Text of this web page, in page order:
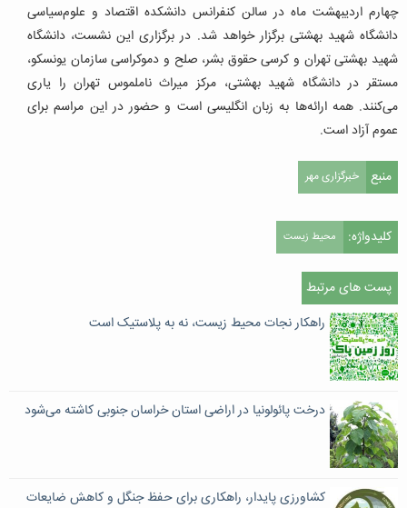
چهارم اردیبهشت ماه در سالن کنفرانس دانشکده اقتصاد و علوم‌سیاسی
دانشگاه شهید بهشتی برگزار خواهد شد. در برگزاری این نشست، دانشگاه
شهید بهشتی تهران و کرسی حقوق بشر، صلح و دموکراسی سازمان یونسکو،
مستقر در دانشگاه شهید بهشتی، مرکز میراث ناملموس تهران را یاری
می‌کنند. همه ارائه‌ها به زبان انگلیسی است و حضور در این مراسم برای
عموم آزاد است.
منبع خبرگزاری مهر
کلیدواژه: محیط زیست
پست های مرتبط
راهکار نجات محیط زیست، نه به پلاستیک است
درخت پائولونیا در اراضی استان خراسان جنوبی کاشته می‌شود
کشاورزی پایدار، راهکاری برای حفظ جنگل و کاهش ضایعات